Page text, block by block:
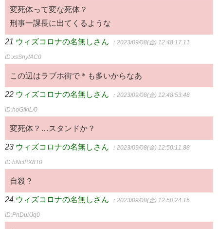
変死体って変な死体？
刑事一課長に出てくるような
21 ウィズコロナの名無しさん ：2023/09/08(金) 12:48:17.11
ID:xsSnyfAC0
この辺はラブホ街で＊も多いからなあ
22 ウィズコロナの名無しさん ：2023/09/08(金) 12:48:53.48
ID:hoGfkiL/0
変死体？…スタンドか？
23 ウィズコロナの名無しさん ：2023/09/08(金) 12:50:11.88
ID:hNclPX8T0
自殺？
24 ウィズコロナの名無しさん ：2023/09/08(金) 12:50:24.15
ID:PnDul/Jq0